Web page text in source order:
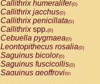
Callithrix humeralifer(0)
Callithrix jacchus(0)
Callithrix penicillata(0)
Callithrixspp.(0)
Cebuella pygmaea(0)
Leontopithecus rosalia(0)
Saguinus bicolor(0)
Saguinus fuscicollis(0)
Saguinus geoffroyi(0)